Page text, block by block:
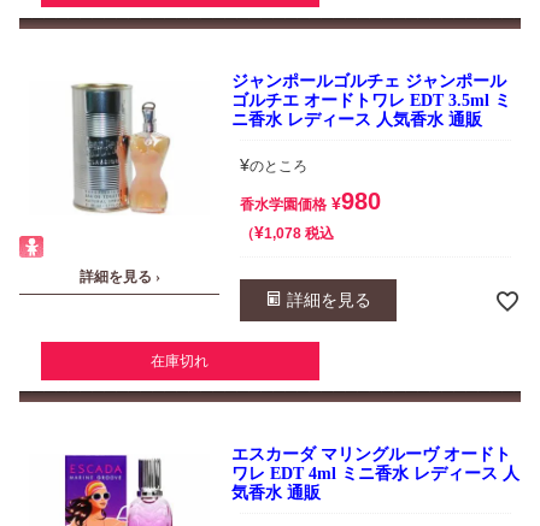
詳細を見る ›
ジャンポールゴルチェ ジャンポール
ゴルチエ オードトワレ EDT 3.5ml ミ
ニ香水 レディース 人気香水 通販
¥のところ
香水学園価格 ¥980
¥1,078 税込
詳細を見る
在庫切れ
エスカーダ マリングルーヴ オードト
ワレ EDT 4ml ミニ香水 レディース 人
気香水 通販